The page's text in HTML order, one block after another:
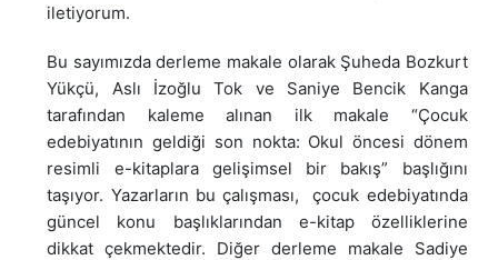
iletiyorum.
Bu sayımızda derleme makale olarak Şuheda Bozkurt
Yükçü, Aslı İzoğlu Tok ve Saniye Bencik Kanga
tarafından kaleme alınan ilk makale “Çocuk
edebiyatının geldiği son nokta: Okul öncesi dönem
resimli e-kitaplara gelişimsel bir bakış” başlığını
taşıyor. Yazarların bu çalışması, çocuk edebiyatında
güncel konu başlıklarından e-kitap özelliklerine
dikkat çekmektedir. Diğer derleme makale Sadiye